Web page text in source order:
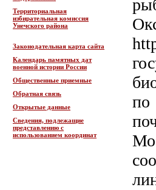
Территориальная
избирательная комиссия
Унечского района
Законодательная карта сайта
Календарь памятных дат
военной истории России
Общественные приемные
Обратная связь
Открытые данные
Сведения, подлежащие
представлению с
использованием координат